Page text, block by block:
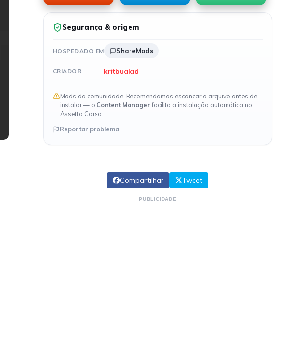
Segurança & origem
HOSPEDADO EM ShareMods
CRIADOR kritbualad
Mods da comunidade. Recomendamos escanear o arquivo antes de
instalar — o Content Managerfacilita a instalação automática no
Assetto Corsa.
Reportar problema
Compartilhar Tweet
PUBLICIDADE